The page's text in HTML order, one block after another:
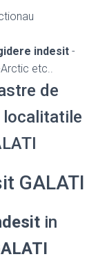
indesit -
etc..
de
localitatile
GALATI
in